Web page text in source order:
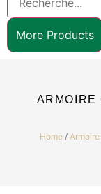
More Products
ARMOIRE
Home/ Armoire